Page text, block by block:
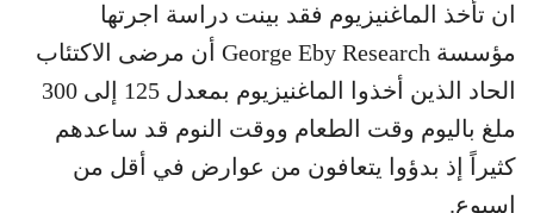
ان تأخذ الماغنيزيوم فقد بينت دراسة اجرتها
مؤسسة George Eby Research أن مرضى الاكتئاب
الحاد الذين أخذوا الماغنيزيوم بمعدل 125 إلى 300
ملغ باليوم وقت الطعام ووقت النوم قد ساعدهم
كثيراً إذ بدؤوا يتعافون من عوارض في أقل من
اسبوع.